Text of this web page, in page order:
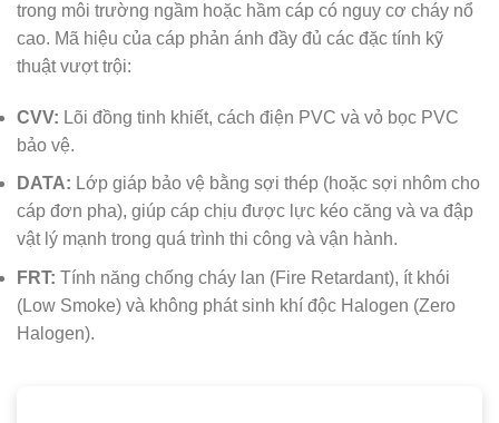
trong môi trường ngầm hoặc hầm cáp có nguy cơ cháy nổ
cao. Mã hiệu của cáp phản ánh đầy đủ các đặc tính kỹ
thuật vượt trội:
CVV: Lõi đồng tinh khiết, cách điện PVC và vỏ bọc PVC
bảo vệ.
DATA: Lớp giáp bảo vệ bằng sợi thép (hoặc sợi nhôm cho
cáp đơn pha), giúp cáp chịu được lực kéo căng và va đập
vật lý mạnh trong quá trình thi công và vận hành.
FRT: Tính năng chống cháy lan (Fire Retardant), ít khói
(Low Smoke) và không phát sinh khí độc Halogen (Zero
Halogen).